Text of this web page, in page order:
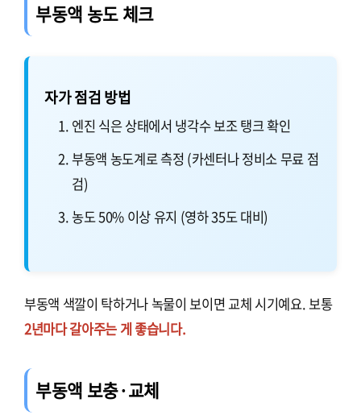
부동액 농도 체크
자가 점검 방법
엔진 식은 상태에서 냉각수 보조 탱크 확인
부동액 농도계로 측정 (카센터나 정비소 무료 점
검)
농도 50% 이상 유지 (영하 35도 대비)
부동액 색깔이 탁하거나 녹물이 보이면 교체 시기예요. 보통
2년마다 갈아주는 게 좋습니다.
부동액 보충·교체